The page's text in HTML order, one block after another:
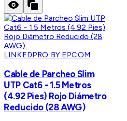
LINKEDPRO BY EPCOM
Cable de Parcheo Slim
UTP Cat6 - 1.5 Metros
(4.92 Pies) Rojo Diámetro
Reducido (28 AWG)